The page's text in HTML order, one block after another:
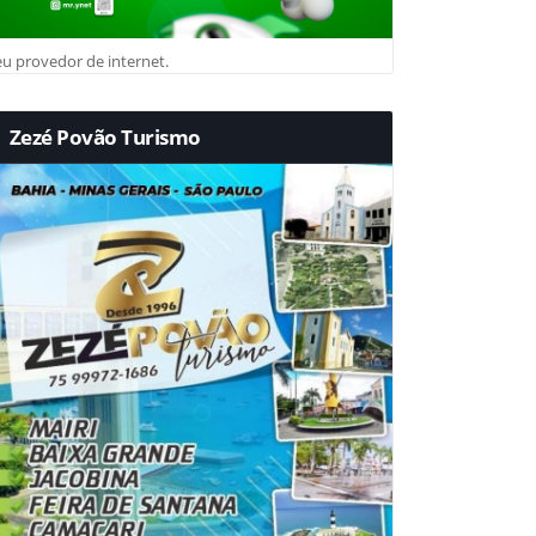
provedor de internet.
Zezé Povão Turismo